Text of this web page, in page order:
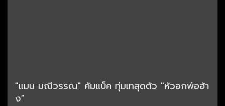
"แมน มณีวรรณ" คัมแบ็ค ทุ่มเทสุดตัว "หัวอกพ่อฮ้า
ง"